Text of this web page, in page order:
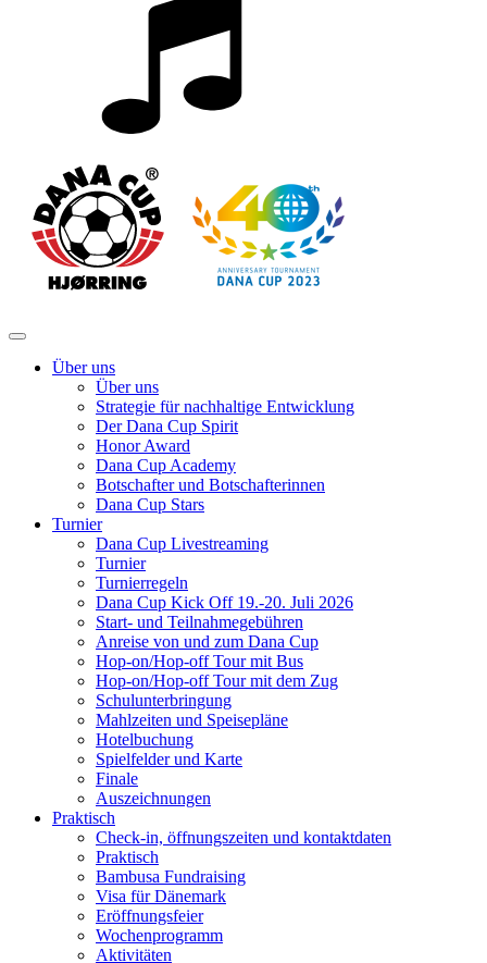
Über uns
Über uns
Strategie für nachhaltige Entwicklung
Der Dana Cup Spirit
Honor Award
Dana Cup Academy
Botschafter und Botschafterinnen
Dana Cup Stars
Turnier
Dana Cup Livestreaming
Turnier
Turnierregeln
Dana Cup Kick Off 19.-20. Juli 2026
Start- und Teilnahmegebühren
Anreise von und zum Dana Cup
Hop-on/Hop-off Tour mit Bus
Hop-on/Hop-off Tour mit dem Zug
Schulunterbringung
Mahlzeiten und Speisepläne
Hotelbuchung
Spielfelder und Karte
Finale
Auszeichnungen
Praktisch
Check-in, öffnungszeiten und kontaktdaten
Praktisch
Bambusa Fundraising
Visa für Dänemark
Eröffnungsfeier
Wochenprogramm
Aktivitäten